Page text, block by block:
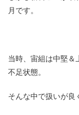
月です。
当時、宙組は中堅＆
不足状態。
そんな中で扱いが良